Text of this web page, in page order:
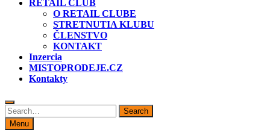
RETAIL CLUB
O RETAIL CLUBE
STRETNUTIA KLUBU
ČLENSTVO
KONTAKT
Inzercia
MISTOPRODEJE.CZ
Kontakty
Search
for:
Search
Menu